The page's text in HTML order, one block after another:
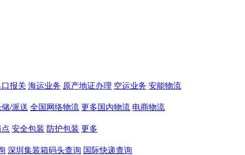
报关 海运业务 原产地证办理 空运业务 安能物流
/派送 全国网络物流 更多国内物流 电商物流
安全包装 防护包装 更多
深圳集装箱码头查询 国际快递查询